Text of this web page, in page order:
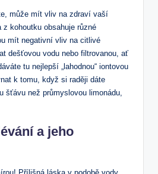
může mít vliv na zdraví vaší
z kohoutku obsahuje různé
mít negativní vliv na citlivé
dešťovou vodu nebo filtrovanou, ať
tu nejlepší „lahodnou“ iontovou
k tomu, když si raději dáte
šťávu než průmyslovou limonádu,
a jeho